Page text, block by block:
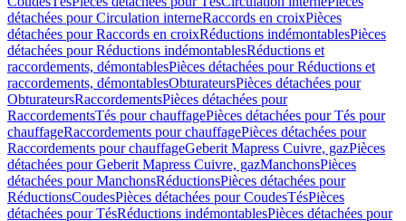
détachées pour Circulation interneRaccords en croixPièces
détachées pour Raccords en croixRéductions indémontablesPièces
détachées pour Réductions indémontablesRéductions et
raccordements, démontablesPièces détachées pour Réductions et
raccordements, démontablesObturateursPièces détachées pour
ObturateursRaccordementsPièces détachées pour
RaccordementsTés pour chauffagePièces détachées pour Tés pour
chauffageRaccordements pour chauffagePièces détachées pour
Raccordements pour chauffageGeberit Mapress Cuivre, gazPièces
détachées pour Geberit Mapress Cuivre, gazManchonsPièces
détachées pour ManchonsRéductionsPièces détachées pour
RéductionsCoudesPièces détachées pour CoudesTésPièces
détachées pour TésRéductions indémontablesPièces détachées pour